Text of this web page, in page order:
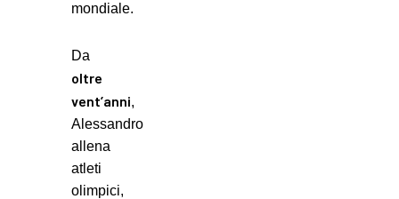
mondiale.
Da
oltre
vent’anni,
Alessandro
allena
atleti
olimpici,